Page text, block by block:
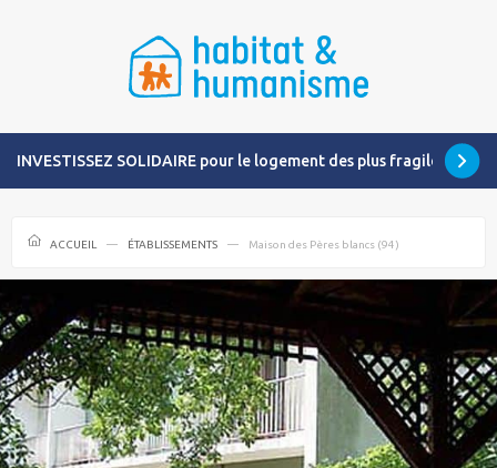
INVESTISSEZ SOLIDAIRE pour le logement des plus fragiles
ACCUEIL ÉTABLISSEMENTS Maison des Pères blancs (94)